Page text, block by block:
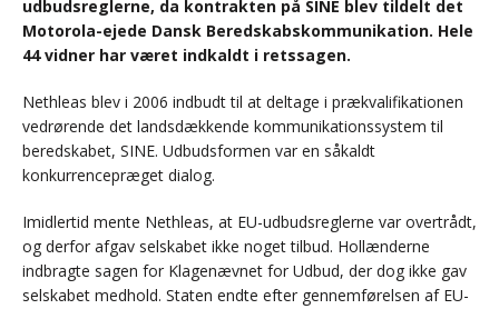
udbudsreglerne, da kontrakten på SINE blev tildelt det
Motorola-ejede Dansk Beredskabskommunikation. Hele
44 vidner har været indkaldt i retssagen.
Nethleas blev i 2006 indbudt til at deltage i prækvalifikationen
vedrørende det landsdækkende kommunikationssystem til
beredskabet, SINE. Udbudsformen var en såkaldt
konkurrencepræget dialog.
Imidlertid mente Nethleas, at EU-udbudsreglerne var overtrådt,
og derfor afgav selskabet ikke noget tilbud. Hollænderne
indbragte sagen for Klagenævnet for Udbud, der dog ikke gav
selskabet medhold. Staten endte efter gennemførelsen af EU-